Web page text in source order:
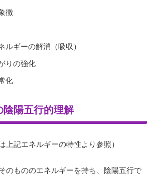
徴
ルギーの解消（吸収）
りの強化
化
陰陽五行的理解
上記エネルギーの特性より参照）
のもののエネルギーを持ち、陰陽五行で